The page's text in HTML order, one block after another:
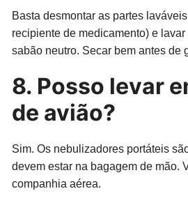
Basta desmontar as partes
recipiente de medicamento) e
sabão neutro. Secar bem antes de
8. Posso levar
de avião?
Sim. Os nebulizadores portáteis
devem estar na bagagem de mão.
companhia aérea.